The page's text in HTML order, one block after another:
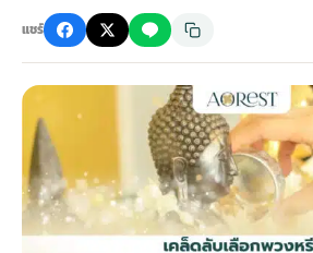
จัดดอกไม้หน้าศพ
ดอกไม้หน้างานศพ
ดอกไม้หน้าโลง
สั่งพวงหรีด
ดอกไม้พวงหรีด
พวงหรีดปทุม
มรุสีขาว
ไม้หน้าเมรุ
กไม้หน้าเมรุ
น้าเมรุ ราคา
ไม้งานแต่ง ราคาถูก
ไม้งานแต่ง กรุงเทพ
อกไม้งานแต่ง
ดอกไม้งานแต่ง
พวงหรีดพัดลม ราคาถูก
พวงหรีดพัดลม กรุงเทพ
พวงหรีดพัดลม ส่งด่วน
สั่งพวงหรีดพัดลม
รับจัดงานศพ ครบวงจร
รับจัดงานศพ กรุงเทพ
แพ็คเกจจัดงานศพ
ค่าใช้จ่ายจัดงานศพ
แชร์